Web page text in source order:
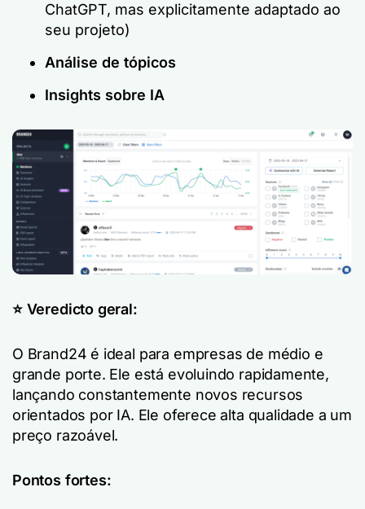
ChatGPT, mas explicitamente adaptado ao
seu projeto)
Análise de tópicos
Insights sobre IA
⭐️ Veredicto geral:
O Brand24 é ideal para empresas de médio e
grande porte. Ele está evoluindo rapidamente,
lançando constantemente novos recursos
orientados por IA. Ele oferece alta qualidade a um
preço razoável.
Pontos fortes: